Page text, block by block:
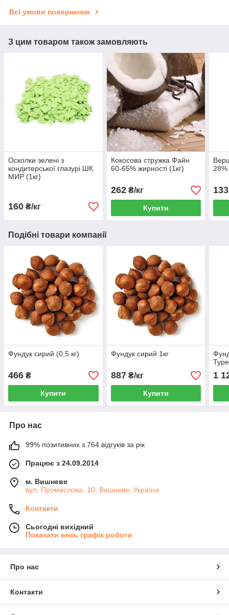
Всі умови повернення
З цим товаром також замовляють
Осколки зелені з
кондитерської глазурі ШК
МИР (1кг)
160 ₴/кг
Кокосова стружка Файн
60-65% жирності (1кг)
262₴/кг
Купити
133
Подібні товари компанії
Фундук сирий (0,5 кг)
466 ₴
Купити
Фундук сирий 1кг
887₴/кг
Купити
1
Про нас
99% позитивних з 764 відгуків за рік
Працює з 24.09.2014
м. Вишневе
вул. Промислова, 10, Вишневе, Україна
Контакти
Сьогодні вихідний
Показати весь графік роботи
Про нас
Контакти